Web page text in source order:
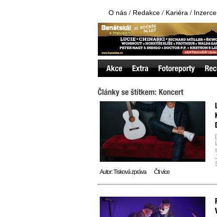
O nás / Redakce / Kariéra / Inzerce
Autor:Tisková zpráva Čti více